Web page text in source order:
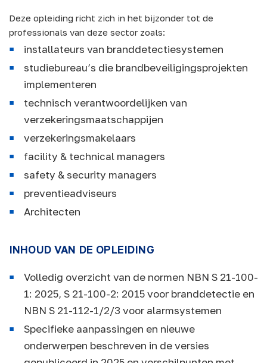
Deze opleiding richt zich in het bijzonder tot de
professionals van deze sector zoals:
installateurs van branddetectiesystemen
studiebureau’s die brandbeveiligingsprojekten
implementeren
technisch verantwoordelijken van
verzekeringsmaatschappijen
verzekeringsmakelaars
facility & technical managers
safety & security managers
preventieadviseurs
Architecten
INHOUD VAN DE OPLEIDING
Volledig overzicht van de normen NBN S 21-100-
1: 2025, S 21-100-2: 2015 voor branddetectie en
NBN S 21-112-1/2/3 voor alarmsystemen
Specifieke aanpassingen en nieuwe
onderwerpen beschreven in de versies